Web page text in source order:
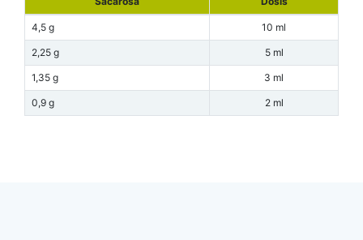
4,5 g 10 ml
2,25 g 5 ml
1,35 g 3 ml
0,9 g 2 ml